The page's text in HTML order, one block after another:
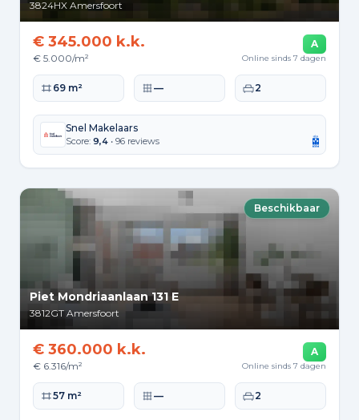
3824HX Amersfoort
€ 345.000 k.k.
€ 5.000/m²
A
Online sinds 7 dagen
Woonoppervlakte
69 m² Perceeloppervlakte
— Slaapkamers
2
Snel Makelaars
Score: 9,4 • 96 reviews
Beschikbaar
Piet Mondriaanlaan 131 E
3812GT Amersfoort
€ 360.000 k.k.
€ 6.316/m²
A
Online sinds 7 dagen
Woonoppervlakte
57 m² Perceeloppervlakte
— Slaapkamers
2